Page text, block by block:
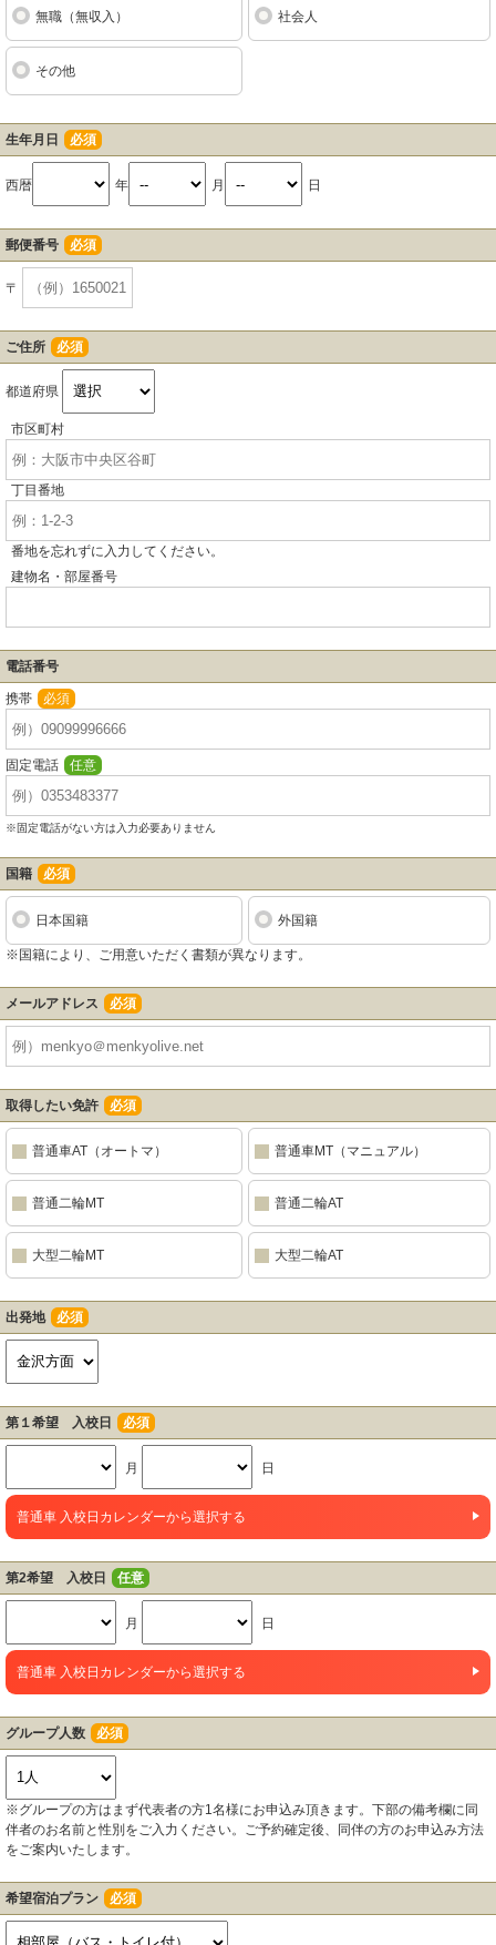
無職（無収入） 社会人
その他
生年月日 必須
西暦 年 月 日
郵便番号 必須
〒
ご住所 必須
都道府県
市区町村
丁目番地
番地を忘れずに入力してください。
建物名・部屋番号
電話番号
携帯 必須
固定電話 任意
※固定電話がない方は入力必要ありません
国籍 必須
日本国籍 外国籍
※国籍により、ご用意いただく書類が異なります。
メールアドレス 必須
取得したい免許 必須
普通車AT（オートマ） 普通車MT（マニュアル）
普通二輪MT 普通二輪AT
大型二輪MT 大型二輪AT
出発地 必須
第１希望 入校日 必須
月 日
普通車 入校日カレンダーから選択する
第2希望 入校日 任意
月 日
普通車 入校日カレンダーから選択する
グループ人数 必須
※グループの方はまず代表者の方1名様にお申込み頂きます。下部の備考欄に同
伴者のお名前と性別をご入力ください。ご予約確定後、同伴の方のお申込み方法
をご案内いたします。
希望宿泊プラン 必須